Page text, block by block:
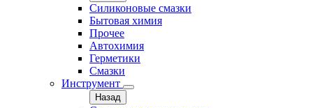
Силиконовые смазки
Бытовая химия
Прочее
Автохимия
Герметики
Смазки
Инструмент
Назад